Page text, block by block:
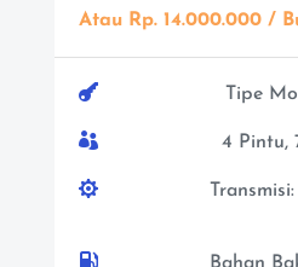
Atau Rp. 14.000.000 /
 Tipe
 4 Pintu,

